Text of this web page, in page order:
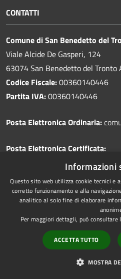
CONTATTI
Comune di San Benedetto del
Viale Alcide De Gasperi, 124
63074 San Benedetto del Tronto
Codice Fiscale:00360140446
Partita IVA:00360140446
Posta Elettronica Ordinaria:
Posta Elettronica Certificata:
protocollo@cert-sbt.it
Centralino Unico:0735 7941
Informazioni
Questo sito web utilizza cookie tecnici e
corretto funzionamento e alla
analitico al solo fine di elaborare
Per maggiori dettagli, può consultare
ACCETTA TUTTO
MOSTRA